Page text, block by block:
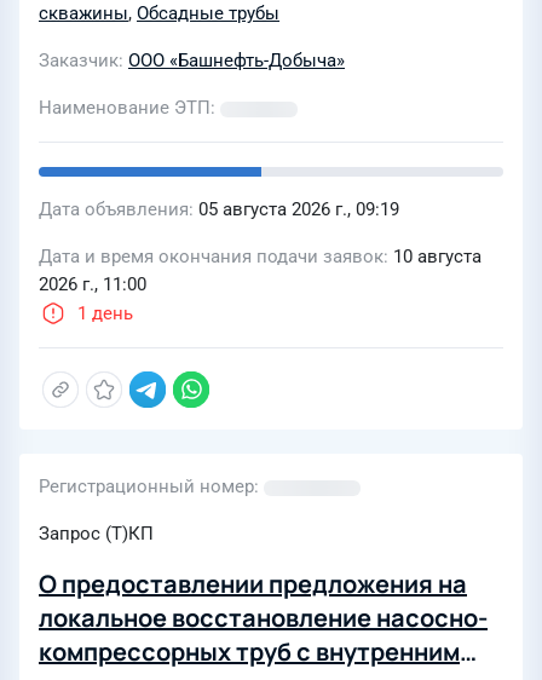
скважины, Обсадные трубы
Заказчик ООО «Башнефть-Добыча»
Наименование ЭТП
Дата объявления 05 августа 2026 г., 09:19
Дата и время окончания подачи заявок 10 августа
2026 г., 11:00
1 день
Регистрационный номер
Запрос (Т)КП
О предоставлении предложения на
локальное восстановление насосно-
компрессорных труб с внутренним